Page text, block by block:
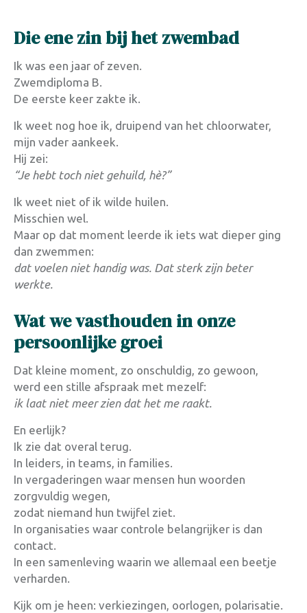
Die ene zin bij het zwembad
Ik was een jaar of zeven.
Zwemdiploma B.
De eerste keer zakte ik.
Ik weet nog hoe ik, druipend van het chloorwater,
mijn vader aankeek.
Hij zei:
“Je hebt toch niet gehuild, hè?”
Ik weet niet of ik wilde huilen.
Misschien wel.
Maar op dat moment leerde ik iets wat dieper ging
dan zwemmen:
dat voelen niet handig was. Dat sterk zijn beter
werkte.
Wat we vasthouden in onze
persoonlijke groei
Dat kleine moment, zo onschuldig, zo gewoon,
werd een stille afspraak met mezelf:
ik laat niet meer zien dat het me raakt.
En eerlijk?
Ik zie dat overal terug.
In leiders, in teams, in families.
In vergaderingen waar mensen hun woorden
zorgvuldig wegen,
zodat niemand hun twijfel ziet.
In organisaties waar controle belangrijker is dan
contact.
In een samenleving waarin we allemaal een beetje
verharden.
Kijk om je heen: verkiezingen, oorlogen, polarisatie.